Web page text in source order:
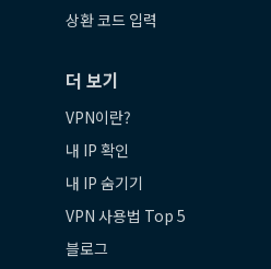
상환 코드 입력
더 보기
VPN이란?
내 IP 확인
내 IP 숨기기
VPN 사용법 Top 5
블로그